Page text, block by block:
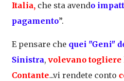
Italia, che sta avendo
pagamento”.
E pensare che quei "Geni"
Sinistra, volevano togliere
Contante...vi rendete conto